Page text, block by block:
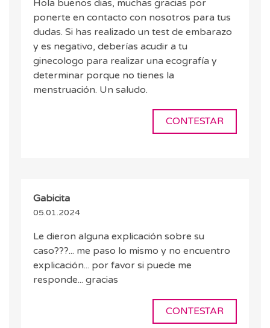
Hola buenos dias, muchas gracias por
ponerte en contacto con nosotros para tus
dudas. Si has realizado un test de embarazo
y es negativo, deberías acudir a tu
ginecologo para realizar una ecografía y
determinar porque no tienes la
menstruación. Un saludo.
CONTESTAR
Gabicita
05.01.2024
Le dieron alguna explicación sobre su
caso???... me paso lo mismo y no encuentro
explicación... por favor si puede me
responde... gracias
CONTESTAR